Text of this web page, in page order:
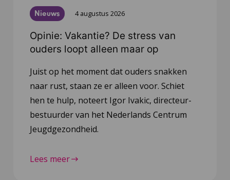
Nieuws 4 augustus 2026
Opinie: Vakantie? De stress van
ouders loopt alleen maar op
Juist op het moment dat ouders snakken
naar rust, staan ze er alleen voor. Schiet
hen te hulp, noteert Igor Ivakic, directeur-
bestuurder van het Nederlands Centrum
Jeugdgezondheid.
Lees meer